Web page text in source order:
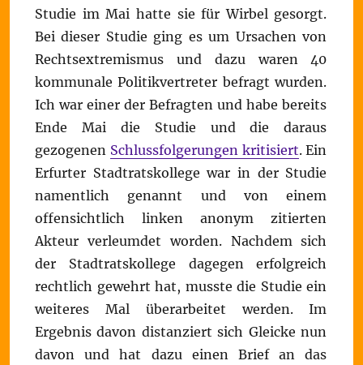
Studie im Mai hatte sie für Wirbel gesorgt.
Bei dieser Studie ging es um Ursachen von
Rechtsextremismus und dazu waren 40
kommunale Politikvertreter befragt wurden.
Ich war einer der Befragten und habe bereits
Ende Mai die Studie und die daraus
gezogenen Schlussfolgerungen kritisiert. Ein
Erfurter Stadtratskollege war in der Studie
namentlich genannt und von einem
offensichtlich linken anonym zitierten
Akteur verleumdet worden. Nachdem sich
der Stadtratskollege dagegen erfolgreich
rechtlich gewehrt hat, musste die Studie ein
weiteres Mal überarbeitet werden. Im
Ergebnis davon distanziert sich Gleicke nun
davon und hat dazu einen Brief an das